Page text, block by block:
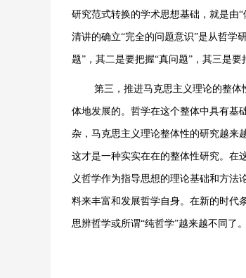
研究范式转换的学术思想基础，就是由
清讲的确立“完全的问题意识”是从哲学
题”，其二是要把握“真问题”，其三是
第三，推进马克思主义理论的整
体地发展的。哲学在这个整体中具有基
杂，马克思主义理论整体性的研究越来
这才是一种实实在在的整体性研究。在
义哲学作为指导思想的理论基础和方
料来丰富和发展哲学自身。在新的时代
思辨哲学或所谓“纯哲学”越来越不同了